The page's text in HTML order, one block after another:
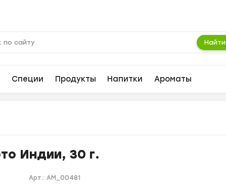
Найти
Специи Продукты Напитки Ароматы
Индии, 30 г.
Арт.:AM_00481